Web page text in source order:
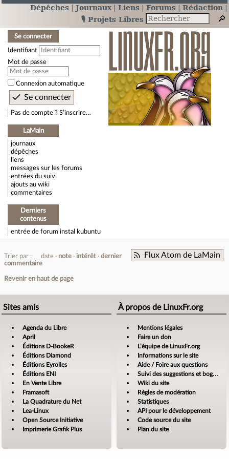
Dépêches Journaux Liens Forums
Rédaction
🎙️ Projets Libres
Se connecter
Identifiant
Mot de passe
Connexion automatique
Pas de compte ? S’inscrire…
LaMain
journaux
dépêches
liens
messages sur les forums
entrées du suivi
ajouts au wiki
commentaires
Derniers
contenus
entrée de forum instal kubuntu
Flux Atom de LaMain
Trier par : date note intérêt
dernier
commentaire
Revenir en haut de page
Sites amis
Agenda du Libre
April
Éditions D-BookeR
Éditions Diamond
Éditions Eyrolles
Éditions ENI
En Vente Libre
Framasoft
La Quadrature du Net
Lea-Linux
Open Source Initiative
Imprimerie Grafik Plus
À propos de LinuxFr.org
Mentions légales
Faire un don
L’équipe de LinuxFr.org
Informations sur le site
Aide / Foire aux questions
Suivi des suggestions et bogues
Wiki du site
Règles de modération
Statistiques
API pour le développement
Code source du site
Plan du site